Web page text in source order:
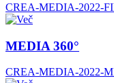
CREA-MEDIA-2022-
MEDIA 360°
CREA-MEDIA-2022-